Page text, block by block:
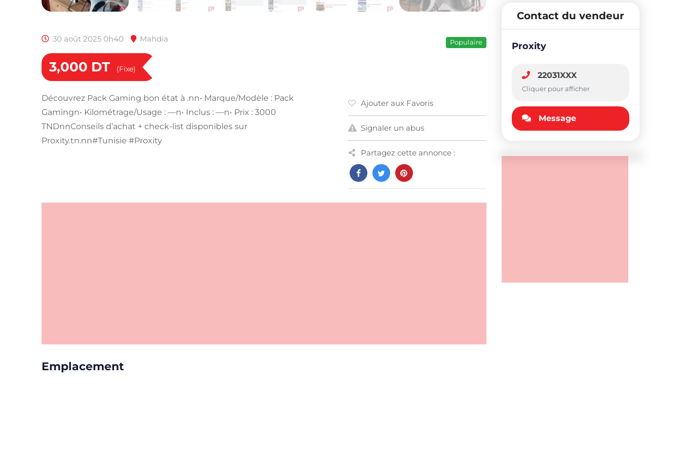
30 août 2025 0h40 Mahdia Populaire
3,000 DT (Fixe)
Découvrez Pack Gaming bon état à .nn• Marque/Modèle : Pack
Gamingn• Kilométrage/Usage : —n• Inclus : —n• Prix : 3000
TNDnnConseils d’achat + check-list disponibles sur
Proxity.tn.nn#Tunisie #Proxity
Ajouter aux Favoris
Signaler un abus
Partagez cette annonce :
Emplacement
Contact du vendeur
Proxity
22031XXX
Cliquer pour afficher
Message